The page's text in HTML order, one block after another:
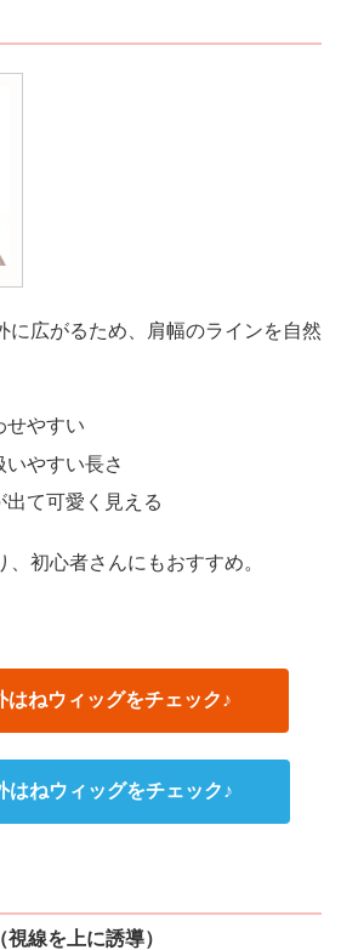
に広がるため、肩幅のラインを自然
せやすい
いやすい長さ
て可愛く見える
、初心者さんにもおすすめ。
はねウィッグをチェック♪
はねウィッグをチェック♪
線を上に誘導）